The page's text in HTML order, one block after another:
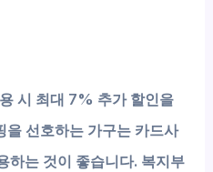
시 최대 7% 추가 할인을
을 선호하는 가구는 카드사
하는 것이 좋습니다. 복지부